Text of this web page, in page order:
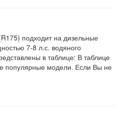
подходит на дизельные
7-8 л.с. водяного
в таблице: В таблице
популярные модели. Если Вы не